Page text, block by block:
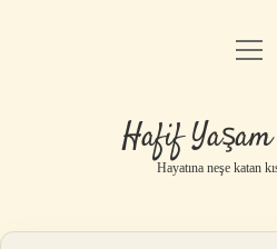
Anasayfa
Yasal
Hafif Yaşam
Hayatına neşe katan